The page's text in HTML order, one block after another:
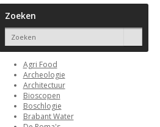
Zoeken
Agri Food
Archeologie
Architectuur
Bioscopen
Boschlogie
Brabant Water